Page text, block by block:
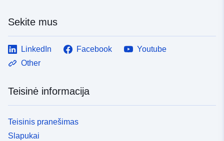
Sekite mus
LinkedIn Facebook
Youtube
Other
Teisinė informacija
Teisinis pranešimas
Slapukai